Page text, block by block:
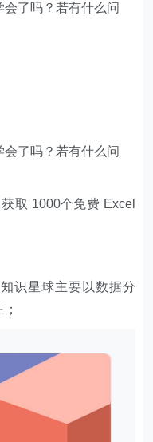
了吗？若有什么问
了吗？若有什么问
取 1000个免费 Excel
识星球主要以数据分